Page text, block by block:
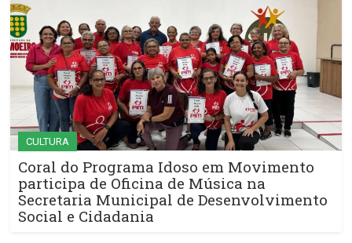
CULTURA
Coral do Programa Idoso em Movimento
participa de Oficina de Música na
Secretaria Municipal de Desenvolvimento
Social e Cidadania